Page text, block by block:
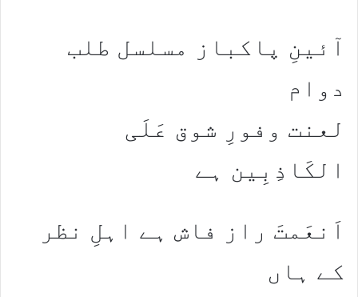
آئینِ پاکباز مسلسل طلب
دوام
لعنت وفورِ شوق عَلَی
الکَاذِبِین ہے
اَنعَمتَ راز فاش ہے اہلِ نظر
کے ہاں